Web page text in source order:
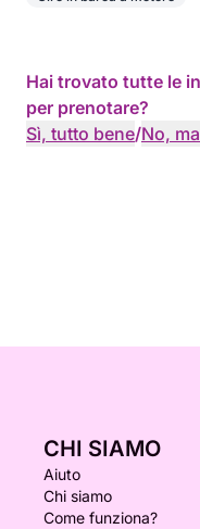
Hai trovato tutte le
per prenotare?
Sì, tutto bene/No,
CHI SIAMO
Aiuto
Chi siamo
Come funziona?